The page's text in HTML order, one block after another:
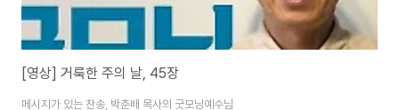
[영상] 거룩한 주의 날, 45장
메시지가 있는 찬송, 박춘배 목사의 굿모닝예수님